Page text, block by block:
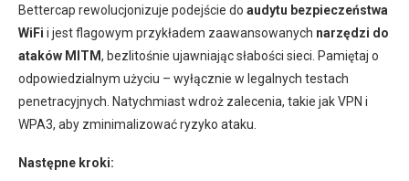
Bettercap rewolucjonizuje podejście do audytu bezpieczeństwa
WiFi i jest flagowym przykładem zaawansowanych narzędzi do
ataków MITM, bezlitośnie ujawniając słabości sieci. Pamiętaj o
odpowiedzialnym użyciu – wyłącznie w legalnych testach
penetracyjnych. Natychmiast wdroż zalecenia, takie jak VPN i
WPA3, aby zminimalizować ryzyko ataku.
Następne kroki: